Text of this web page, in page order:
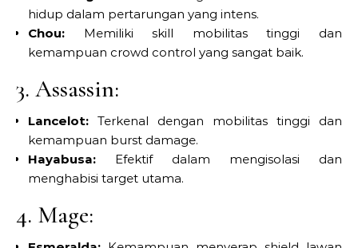
hidup dalam pertarungan yang intens.
Chou: Memiliki skill mobilitas tinggi dan
kemampuan crowd control yang sangat baik.
3. Assassin:
Lancelot: Terkenal dengan mobilitas tinggi dan
kemampuan burst damage.
Hayabusa: Efektif dalam mengisolasi dan
menghabisi target utama.
4. Mage: